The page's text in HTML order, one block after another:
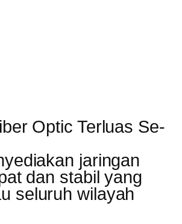
Optic Terluas Se-
jaringan
dan stabil yang
seluruh wilayah